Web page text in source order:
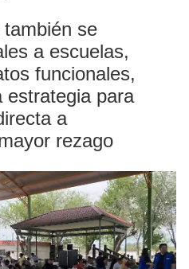
se
a escuelas,
funcionales,
estrategia para
a
rezago